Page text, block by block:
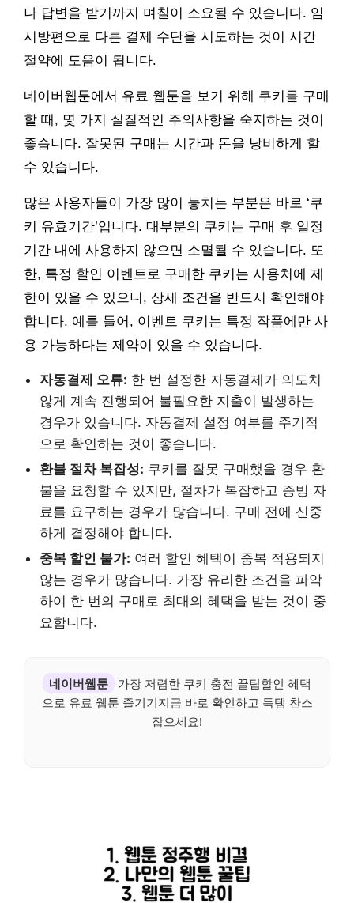
나 답변을 받기까지 며칠이 소요될 수 있습니다. 임
시방편으로 다른 결제 수단을 시도하는 것이 시간
절약에 도움이 됩니다.
네이버웹툰에서 유료 웹툰을 보기 위해 쿠키를 구매
할 때, 몇 가지 실질적인 주의사항을 숙지하는 것이
좋습니다. 잘못된 구매는 시간과 돈을 낭비하게 할
수 있습니다.
많은 사용자들이 가장 많이 놓치는 부분은 바로 ‘쿠
키 유효기간’입니다. 대부분의 쿠키는 구매 후 일정
기간 내에 사용하지 않으면 소멸될 수 있습니다. 또
한, 특정 할인 이벤트로 구매한 쿠키는 사용처에 제
한이 있을 수 있으니, 상세 조건을 반드시 확인해야
합니다. 예를 들어, 이벤트 쿠키는 특정 작품에만 사
용 가능하다는 제약이 있을 수 있습니다.
자동결제 오류: 한 번 설정한 자동결제가 의도치
않게 계속 진행되어 불필요한 지출이 발생하는
경우가 있습니다. 자동결제 설정 여부를 주기적
으로 확인하는 것이 좋습니다.
환불 절차 복잡성: 쿠키를 잘못 구매했을 경우 환
불을 요청할 수 있지만, 절차가 복잡하고 증빙 자
료를 요구하는 경우가 많습니다. 구매 전에 신중
하게 결정해야 합니다.
중복 할인 불가: 여러 할인 혜택이 중복 적용되지
않는 경우가 많습니다. 가장 유리한 조건을 파악
하여 한 번의 구매로 최대의 혜택을 받는 것이 중
요합니다.
네이버웹툰
가장 저렴한 쿠키 충전 꿀팁할인 혜택
으로 유료 웹툰 즐기기지금 바로 확인하고 득템 찬스
잡으세요!